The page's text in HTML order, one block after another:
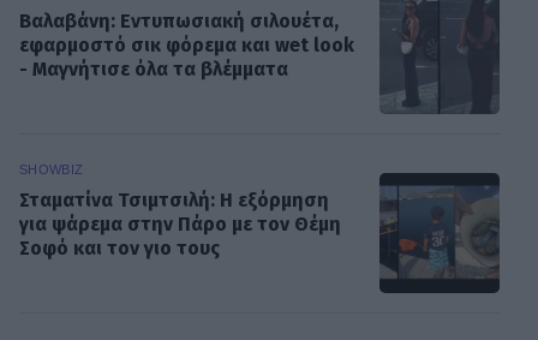
Βαλαβάνη: Εντυπωσιακή σιλουέτα,
εφαρμοστό σικ φόρεμα και wet look
- Μαγνήτισε όλα τα βλέμματα
SHOWBIZ
Σταματίνα Τσιμτσιλή: Η εξόρμηση
για ψάρεμα στην Πάρο με τον Θέμη
Σοφό και τον γιο τους